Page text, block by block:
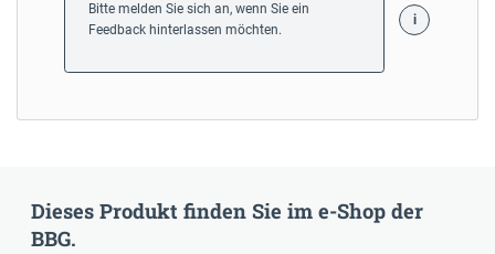
Bitte melden Sie sich an, wenn Sie ein
Feedback hinterlassen möchten.
Dieses Produkt finden Sie im e-Shop der
BBG.